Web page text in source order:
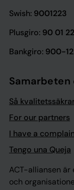
Swish: 9001223
Plusgiro: 90 01
Bankgiro: 900-
Så
For our partners
I have a
Tengo una Queja
ACT-alliansen
och